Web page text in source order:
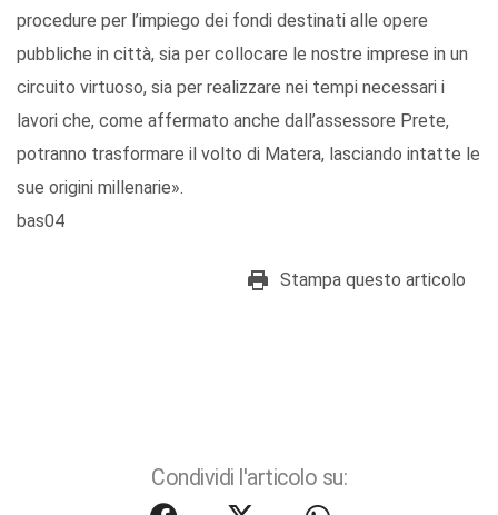
procedure per l’impiego dei fondi destinati alle opere
pubbliche in città, sia per collocare le nostre imprese in un
circuito virtuoso, sia per realizzare nei tempi necessari i
lavori che, come affermato anche dall’assessore Prete,
potranno trasformare il volto di Matera, lasciando intatte le
sue origini millenarie».
bas04
Stampa questo articolo
Condividi l'articolo su: